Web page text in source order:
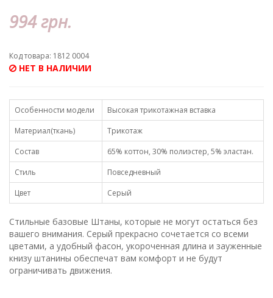
994 грн.
Код товара: 1812 0004
НЕТ В НАЛИЧИИ
Особенности модели
Высокая трикотажная вставка
Материал(ткань)
Трикотаж
Состав
65% коттон, 30% полиэстер, 5% эластан.
Стиль
Повседневный
Цвет
Серый
Стильные базовые Штаны, которые не могут остаться без
вашего внимания. Серый прекрасно сочетается со всеми
цветами, а удобный фасон, укороченная длина и зауженные
книзу штанины обеспечат вам комфорт и не будут
ограничивать движения.